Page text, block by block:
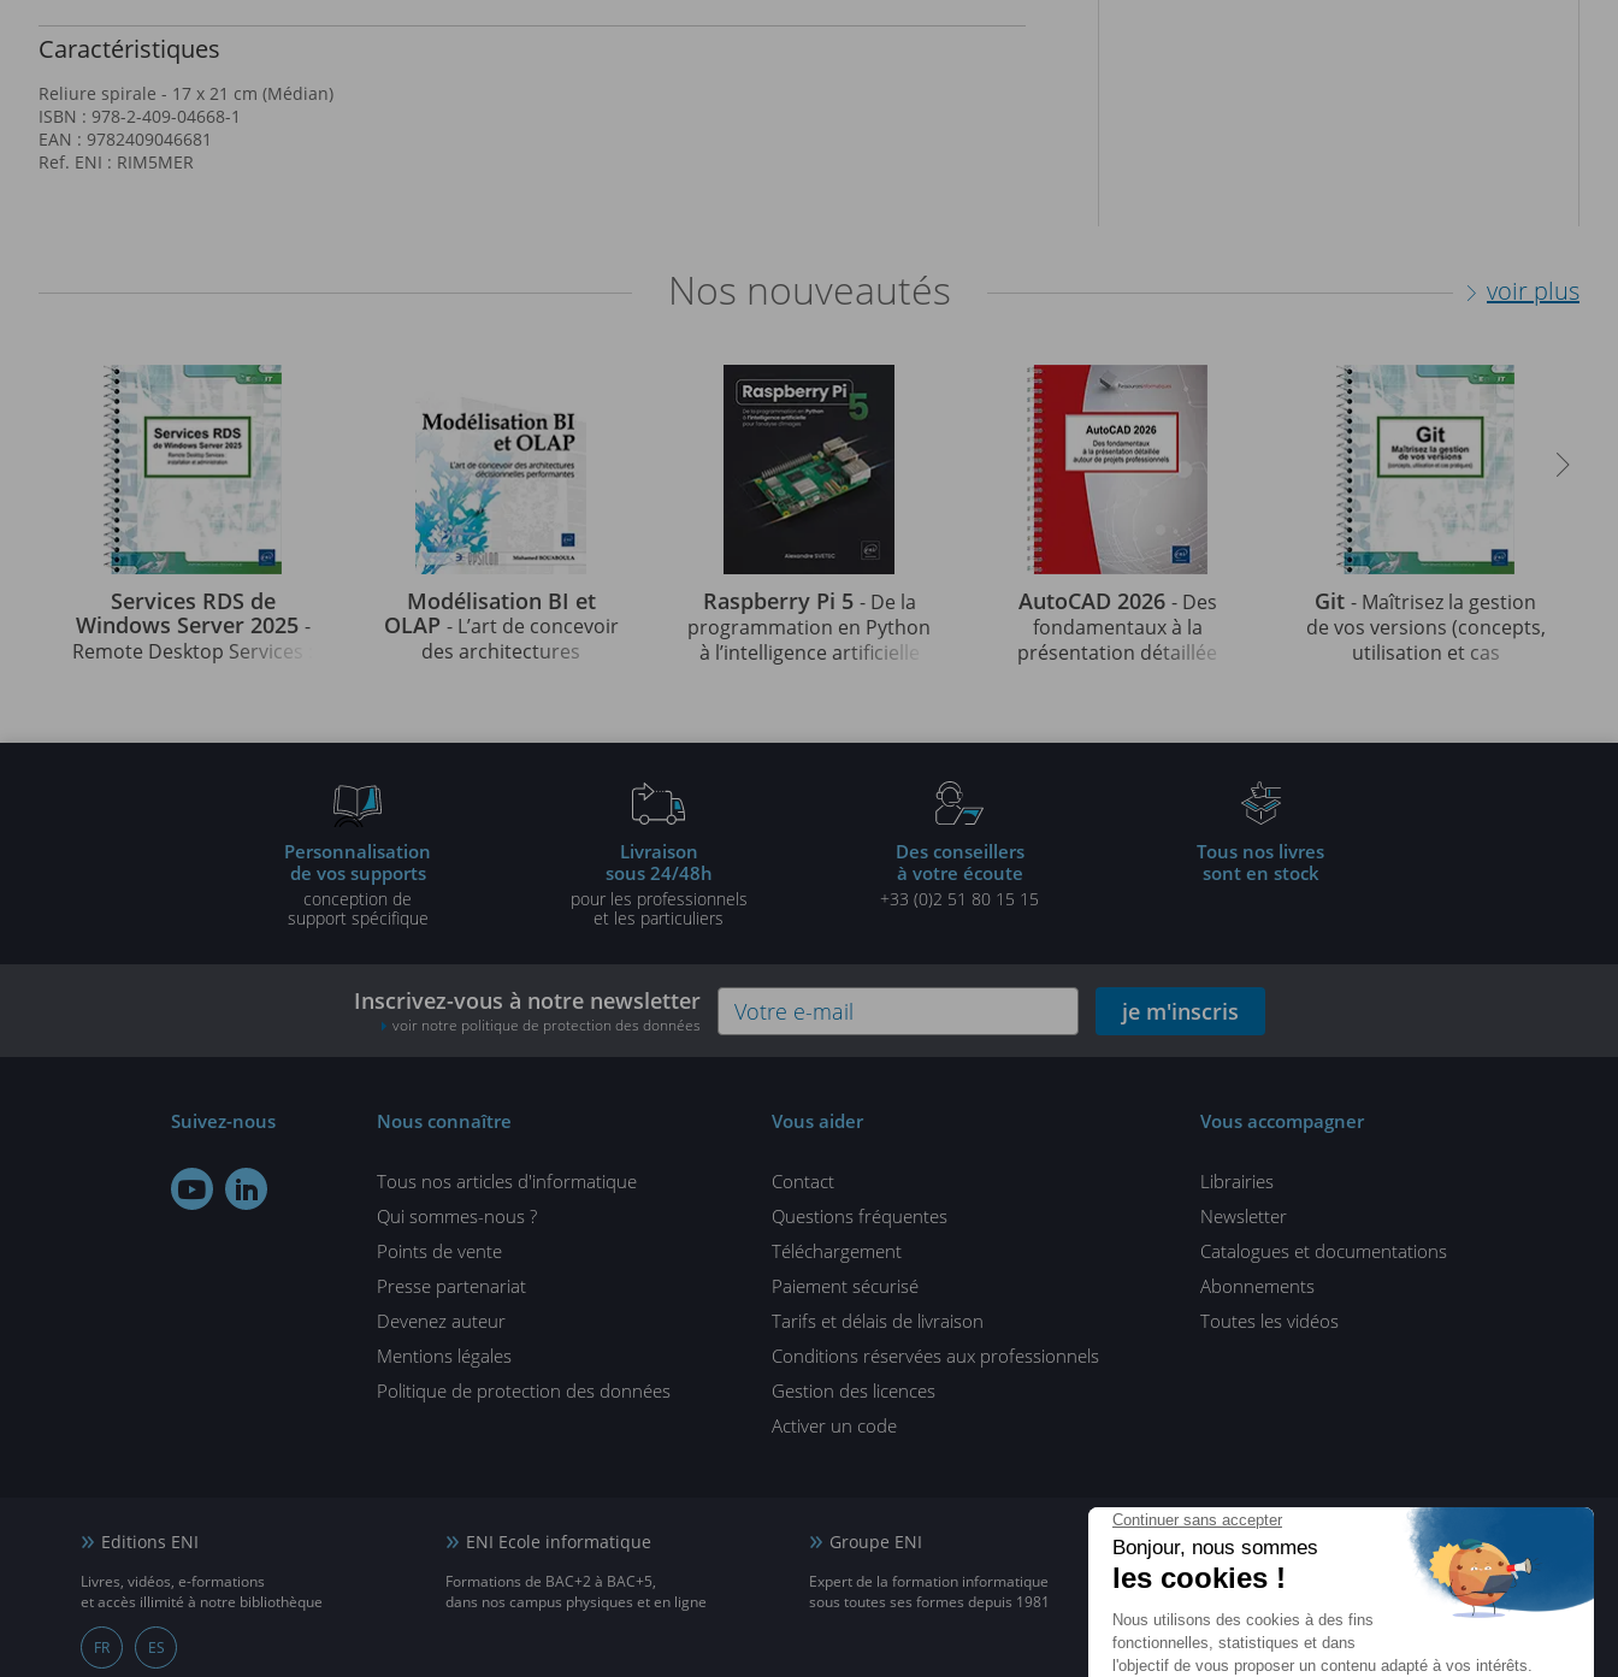
Caractéristiques
Reliure spirale - 17 x 21 cm (Médian)
ISBN : 978-2-409-04668-1
EAN : 9782409046681
Ref. ENI : RIM5MER
Nos nouveautés voir plus
Services RDS de
Windows Server 2025 -
Remote Desktop Services :
Modélisation BI et
OLAP - L’art de concevoir
des architectures
Raspberry Pi 5 - De la
programmation en Python
à l’intelligence artificielle
AutoCAD 2026 - Des
fondamentaux à la
présentation détaillée
Git - Maîtrisez la gestion
de vos versions (concepts,
utilisation et cas
Personnalisation
de vos supports
conception de
support spécifique
Livraison
sous 24/48h
pour les professionnels
et les particuliers
Des conseillers
à votre écoute
+33 (0)2 51 80 15 15
Tous nos livres
sont en stock
Inscrivez-vous à notre newsletter
voir notre politique de protection des données je m'inscris
Suivez-nous
 
Nous connaître
Tous nos articles d'informatique
Qui sommes-nous ?
Points de vente
Presse partenariat
Devenez auteur
Mentions légales
Politique de protection des données
Vous aider
Contact
Questions fréquentes
Téléchargement
Paiement sécurisé
Tarifs et délais de livraison
Conditions réservées aux professionnels
Gestion des licences
Activer un code
Vous accompagner
Librairies
Newsletter
Catalogues et documentations
Abonnements
Toutes les vidéos
Editions ENI
Livres, vidéos, e-formations
et accès illimité à notre bibliothèque
FR ES
ENI Ecole informatique
Formations de BAC+2 à BAC+5,
dans nos campus physiques et en ligne
Groupe ENI
Expert de la formation informatique
sous toutes ses formes depuis 1981
ENI Blog
Actualités, interviews, dossiers…